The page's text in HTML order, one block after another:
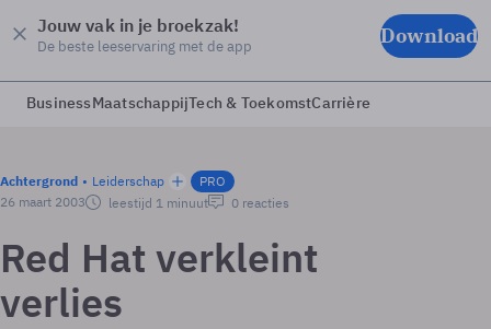
Jouw vak in je broekzak!
De beste leeservaring met de app Download
BusinessMaatschappijTech & ToekomstCarrière
Achtergrond Leiderschap
PRO
26 maart 2003
leestijd 1 minuut 0 reacties
Red Hat verkleint
verlies